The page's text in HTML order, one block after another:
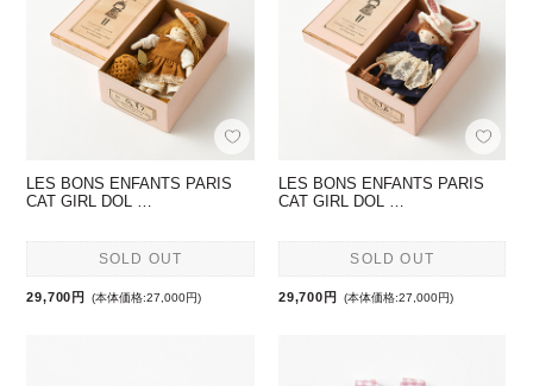
LES BONS ENFANTS PARIS
CAT GIRL DOL …
SOLD OUT
29,700円 (本体価格:27,000円)
LES BONS ENFANTS PARIS
CAT GIRL DOL …
SOLD OUT
29,700円 (本体価格:27,000円)